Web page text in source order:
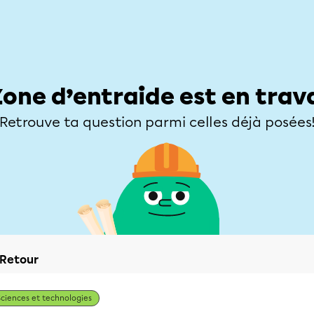
d’entraide est en
Retrouve ta question parmi celles déjà
Retour
et technologies